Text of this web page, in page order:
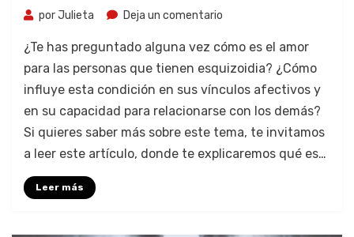
porJulieta Deja un comentario
¿Te has preguntado alguna vez cómo es el amor
para las personas que tienen esquizoidia? ¿Cómo
influye esta condición en sus vínculos afectivos y
en su capacidad para relacionarse con los demás?
Si quieres saber más sobre este tema, te invitamos
a leer este artículo, donde te explicaremos qué es…
Leer más